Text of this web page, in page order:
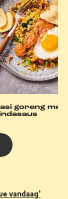
goreng met
vandaag’